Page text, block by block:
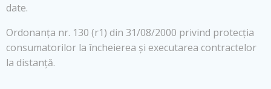
date.
Ordonanța nr. 130 (r1) din 31/08/2000 privind protecția
consumatorilor la încheierea și executarea contractelor
la distanță.